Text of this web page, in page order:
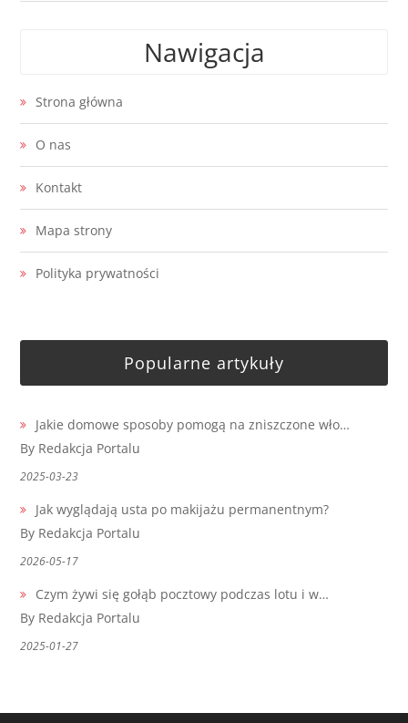
Nawigacja
Strona główna
O nas
Kontakt
Mapa strony
Polityka prywatności
Popularne artykuły
Jakie domowe sposoby pomogą na zniszczone wło…
By Redakcja Portalu
2025-03-23
Jak wyglądają usta po makijażu permanentnym?
By Redakcja Portalu
2026-05-17
Czym żywi się gołąb pocztowy podczas lotu i w…
By Redakcja Portalu
2025-01-27